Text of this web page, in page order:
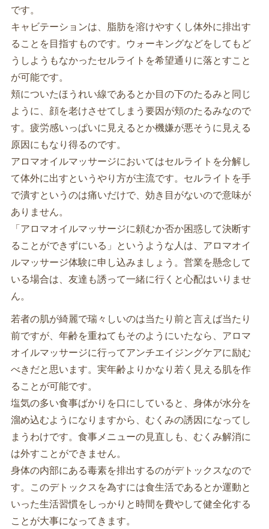
です。
キャビテーションは、脂肪を溶けやすくし体外に排出す
ることを目指すものです。ウォーキングなどをしてもど
うしようもなかったセルライトを希望通りに落とすこと
が可能です。
頬についたほうれい線であるとか目の下のたるみと同じ
ように、顔を老けさせてしまう要因が頬のたるみなので
す。疲労感いっぱいに見えるとか機嫌が悪そうに見える
原因にもなり得るのです。
アロマオイルマッサージにおいてはセルライトを分解し
て体外に出すというやり方が主流です。セルライトを手
で潰すというのは痛いだけで、効き目がないので意味が
ありません。
「アロマオイルマッサージに頼むか否か困惑して決断す
ることができずにいる」というような人は、アロマオイ
ルマッサージ体験に申し込みましょう。営業を懸念して
いる場合は、友達も誘って一緒に行くと心配はいりませ
ん。
若者の肌が綺麗で瑞々しいのは当たり前と言えば当たり
前ですが、年齢を重ねてもそのようにいたなら、アロマ
オイルマッサージに行ってアンチエイジングケアに励む
べきだと思います。実年齢よりかなり若く見える肌を作
ることが可能です。
塩気の多い食事ばかりを口にしていると、身体が水分を
溜め込むようになりますから、むくみの誘因になってし
まうわけです。食事メニューの見直しも、むくみ解消に
は外すことができません。
身体の内部にある毒素を排出するのがデトックスなので
す。このデトックスを為すには食生活であるとか運動と
いった生活習慣をしっかりと時間を費やして健全化する
ことが大事になってきます。